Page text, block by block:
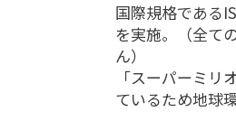
国際規格である
を実施。（全て
ん）
「スーパーミ
ているため地球